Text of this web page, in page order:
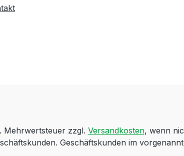
Mehrwertsteuer zzgl. Versandkosten, wenn
Geschäftskunden im